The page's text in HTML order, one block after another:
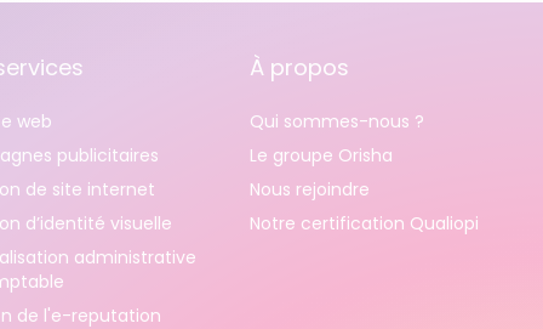
web
publicitaires
de site internet
d’identité visuelle
administrative
de l'e-reputation
À propos
Qui sommes-nous ?
Le groupe Orisha
Nous rejoindre
Notre certification Qualiopi